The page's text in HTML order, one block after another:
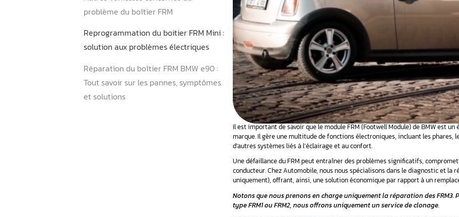
Quelques erreurs possible après un
diagnostic à la valise
Autres véhicules concernés du
problème du boîtier FRM
Reprogrammation du boitier FRM Mini :
solution aux problèmes électriques
Réparation du boîtier FRM BMW e90 :
Tout savoir sur les pannes, symptômes